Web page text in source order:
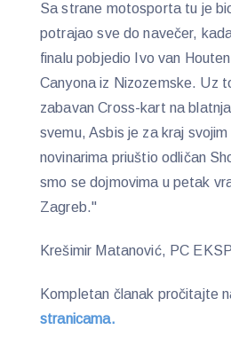
Sa strane motosporta tu je
potrajao sve do navečer,
finalu pobjedio Ivo van
Canyona iz Nizozemske. Uz
zabavan Cross-kart na
svemu, Asbis je za kraj
novinarima priuštio odličan
smo se dojmovima u petak
Zagreb."
Krešimir Matanović, PC
Kompletan članak pročitajte
stranicama.